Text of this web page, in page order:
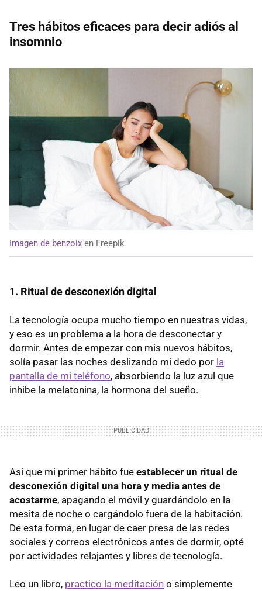
Tres hábitos eficaces para decir adiós al
insomnio
Imagen de benzoix en Freepik
1. Ritual de desconexión digital
La tecnología ocupa mucho tiempo en nuestras vidas,
y eso es un problema a la hora de desconectar y
dormir. Antes de empezar con mis nuevos hábitos,
solía pasar las noches deslizando mi dedo por la
pantalla de mi teléfono, absorbiendo la luz azul que
inhibe la melatonina, la hormona del sueño.
Así que mi primer hábito fue establecer un ritual de
desconexión digital una hora y media antes de
acostarme, apagando el móvil y guardándolo en la
mesita de noche o cargándolo fuera de la habitación.
De esta forma, en lugar de caer presa de las redes
sociales y correos electrónicos antes de dormir, opté
por actividades relajantes y libres de tecnología.
Leo un libro, practico la meditación o simplemente